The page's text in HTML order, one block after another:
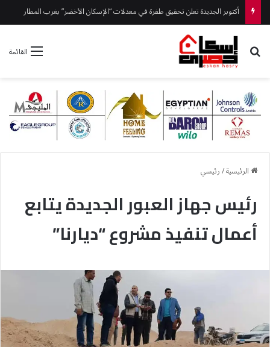
أكتوبر الجديدة تعلن تحقيق طفرة في معدلات “الإسكان الأخضر” بغرب المطار
القائمة بحث عن
الرئيسية/رئيسي
رئيس جهاز العبور الجديدة يتابع
أعمال تنفيذ مشروع “ديارنا”